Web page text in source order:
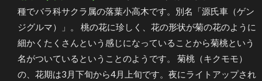
種でバラ科サクラ属の落葉小高木です。別名「源氏車（ゲン
ジグルマ）」。 桃の花に珍しく、花の形状が菊の花のように
細かくたくさんという感じになっていることから菊桃という
名がついているということのようです。 菊桃（キクモモ）
の、花期は3月下旬から4月上旬です。夜にライトアップされ